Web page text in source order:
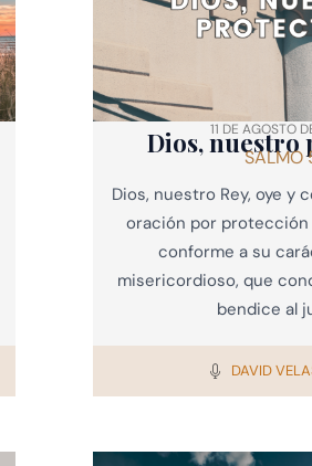
11 DE AGOSTO
Dios, nuestro
SALMO
Dios, nuestro Rey, oye y
oración por protección
conforme a su
misericordioso, que
bendice al
DAVID